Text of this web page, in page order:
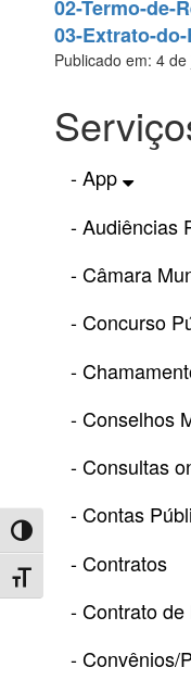
Toggle High Contrast
Toggle Font size
02-Termo-de-
03-Extrato-
Publicado em: 4
- App
- Audiências
- Câmara
- Concurso
-
- Conselhos
- Consultas
- Contas
- Contratos
- Contrato de
- Convênios/